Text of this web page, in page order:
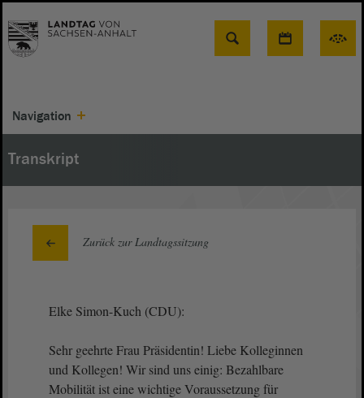
Suche
Navigation
Transkript
Zurück zur Landtagssitzung
Elke Simon-Kuch (CDU):
Sehr geehrte Frau Präsidentin! Liebe Kolleginnen
und Kollegen! Wir sind uns einig: Bezahlbare
Mobilität ist eine wichtige Voraussetzung für